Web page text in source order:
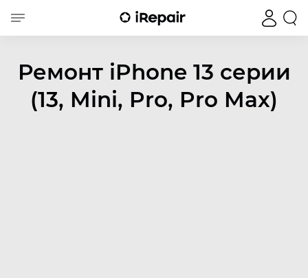
Ремонт iPhone 13 серии
(13, Mini, Pro, Pro Max)